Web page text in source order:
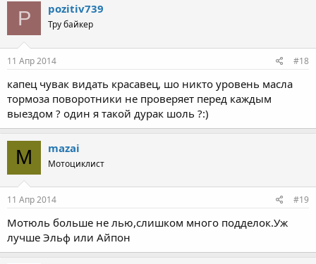
P pozitiv739
Тру байкер
11 Апр 2014 #18
капец чувак видать красавец, шо никто уровень масла
тормоза поворотники не проверяет перед каждым
выездом ? один я такой дурак шоль ?:)
M mazai
Мотоциклист
11 Апр 2014 #19
Мотюль больше не лью,слишком много подделок.Уж
лучше Эльф или Айпон